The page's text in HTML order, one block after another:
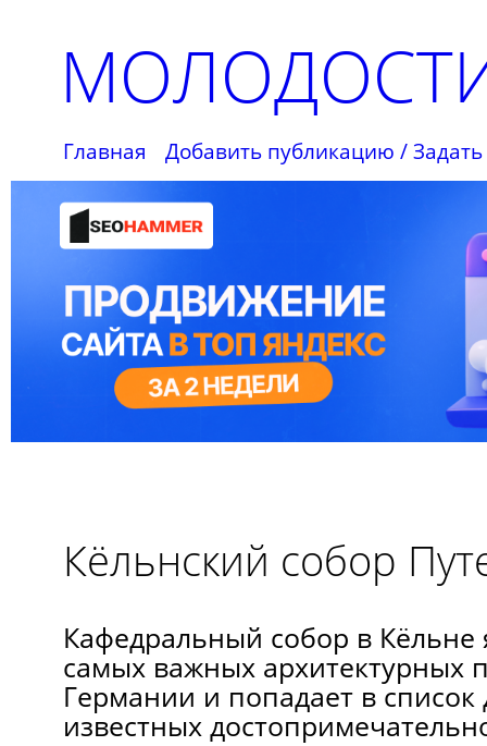
Главная Добавить публикацию /
Кёльнский собор
Кафедральный собор в Кёльне
самых важных архитектурных
Германии и попадает в список
известных